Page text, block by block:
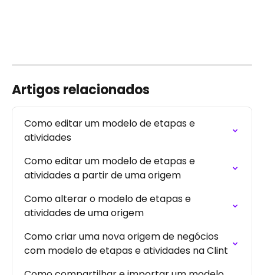
Artigos relacionados
Como editar um modelo de etapas e
atividades
Como editar um modelo de etapas e
atividades a partir de uma origem
Como alterar o modelo de etapas e
atividades de uma origem
Como criar uma nova origem de negócios
com modelo de etapas e atividades na Clint